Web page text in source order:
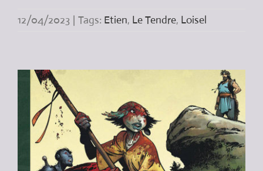
12/04/2023 | Tags: Etien, Le Tendre, Loisel